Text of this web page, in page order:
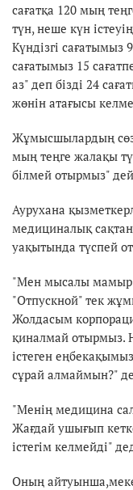
сағатқа 120 мың
түн, неше күн
Күндізгі сағатымыз
сағатымыз 15
аз" деп бізді 24
жөнін атағысы
Жұмысшылардың
мың теңге жалақы
білмей отырмыз"
Аурухана
медициналық
уақытында түспей
"Мен мысалы
"Отпускной" тек
Жолдасым
қиналмай отырмыз.
істеген
сұрай алмаймын?"
"Менің медицина
Жағдай ушығып
істегім келмейді"
Оның